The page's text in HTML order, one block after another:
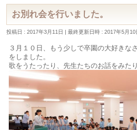
お別れ会を行いました。
投稿日 : 2017年3月11日 最終更新日時 : 2017年5月10
３月１０日、もう少しで卒園の大好きな
をしました。
歌をうたったり、先生たちのお話をみた